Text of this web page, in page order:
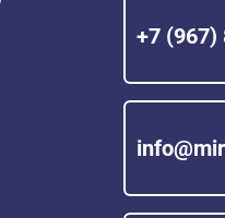
+7 (967)